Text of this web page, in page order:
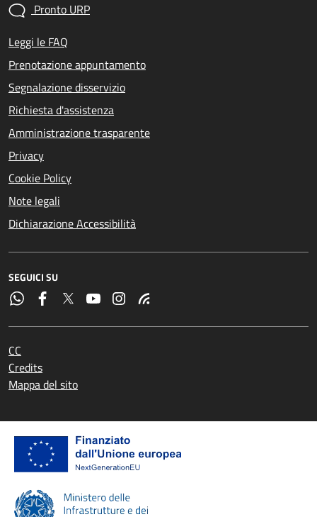
Pronto URP
Leggi le FAQ
Prenotazione appuntamento
Segnalazione disservizio
Richiesta d'assistenza
Amministrazione trasparente
Privacy
Cookie Policy
Note legali
Dichiarazione Accessibilità
SEGUICI SU
CC
Credits
Mappa del sito